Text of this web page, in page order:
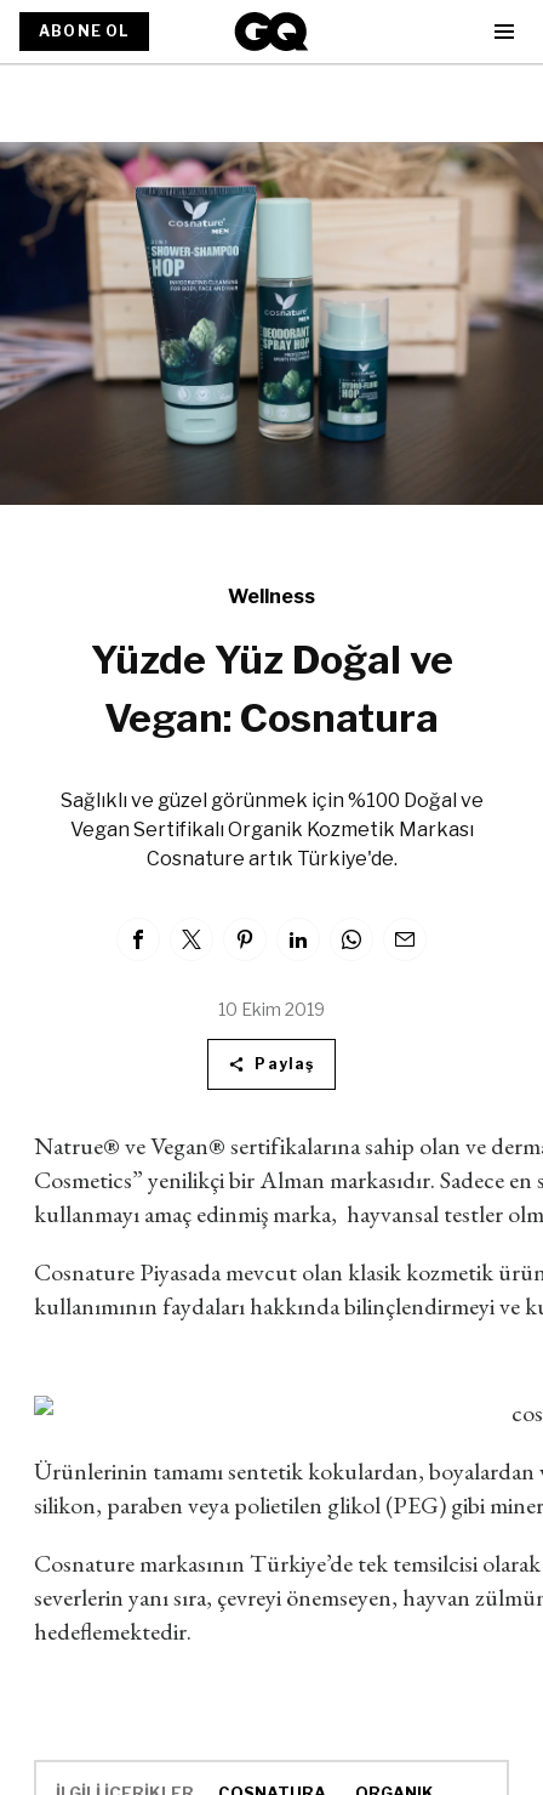
ABONE OL
Wellness
Yüzde Yüz Doğal ve
Vegan: Cosnatura
Sağlıklı ve güzel görünmek için %100 Doğal ve
Vegan Sertifikalı Organik Kozmetik Markası
Cosnature artık Türkiye'de.
10 Ekim 2019
Paylaş
Natrue® ve Vegan® sertifikalarına sahip olan ve
Cosmetics” yenilikçi bir Alman markasıdır. Sadece
kullanmayı amaç edinmiş marka, hayvansal testler
Cosnature Piyasada mevcut olan klasik kozmetik
kullanımının faydaları hakkında bilinçlendirmeyi ve
Ürünlerinin tamamı sentetik kokulardan, boyalardan
silikon, paraben veya polietilen glikol (PEG) gibi
Cosnature markasının Türkiye’de tek temsilcisi
severlerin yanı sıra, çevreyi önemseyen, hayvan
hedeflemektedir.